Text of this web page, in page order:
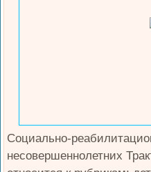
Социально-
несовершеннолетних